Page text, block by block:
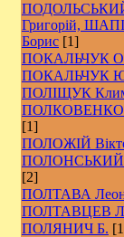
Григорій,
Борис [1]
ПОКАЛЬЧУК
ПОКАЛЬЧУК
ПОЛІЩУК
ПОЛКОВЕНКО
[1]
ПОЛОЖІЙ
ПОЛОНСЬКИЙ
[2]
ПОЛТАВА
ПОЛТАВЦЕВ
ПОЛЯНИЧ Б.